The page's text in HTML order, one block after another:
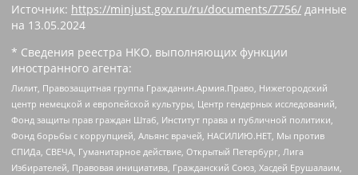
Источник: https://minjust.gov.ru/ru/documents/7756/ данные
на 13.05.2024
* Сведения реестра НКО, выполняющих функции
иностранного агента:
Лилит, Правозащитная группа Гражданин.Армия.Право, Нижегородский
центр немецкой и европейской культуры, Центр гендерных исследований,
Фонд защиты прав граждан Штаб, Институт права и публичной политики,
Фонд борьбы с коррупцией, Альянс врачей, НАСИЛИЮ.НЕТ, Мы против
СПИДа, СВЕЧА, Гуманитарное действие, Открытый Петербург, Лига
Избирателей, Правовая инициатива, Гражданский Союз, Хасдей Ерушалаим,